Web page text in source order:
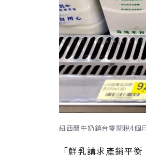
紐西蘭牛奶銷台零關稅4個
「鮮乳講求產銷平